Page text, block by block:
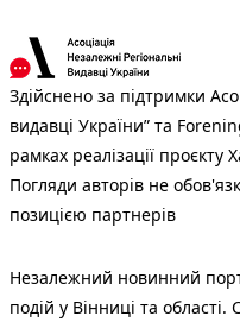
Здійснено за підтримки
видавці України” та
рамках реалізації проєкту
Погляди авторів не
позицією партнерів
Незалежний новинний
подій у Вінниці та